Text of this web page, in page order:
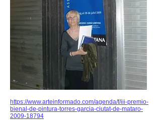
https://www.arteinformado.com/agenda/f/iii-premio-
bienal-de-pintura-torres-garcia-ciutat-de-mataro-
2009-18794